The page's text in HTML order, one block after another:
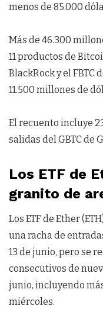
menos de 85.000
Más de 46.300
11 productos de
BlackRock y el FBTC
11.500 millones de
El recuento incluye
salidas del GBTC de
Los ETF de
granito de
Los ETF de Ether
una racha de
13 de junio, pero se
consecutivos de
junio, incluyendo
miércoles.